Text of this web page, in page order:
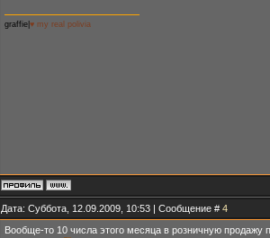
graffie| ♥ my real polivia
Дата: Суббота, 12.09.2009, 10:53 | Сообщение # 4
Вообще-то 10 числа этого месяца в розничную продажу